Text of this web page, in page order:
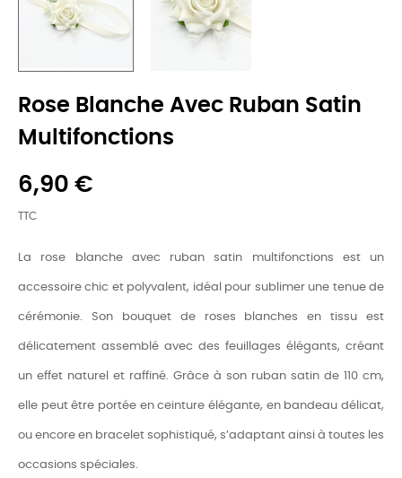
Rose Blanche Avec Ruban Satin
Multifonctions
6,90 €
TTC
La rose blanche avec ruban satin multifonctions est un
accessoire chic et polyvalent, idéal pour sublimer une tenue de
cérémonie. Son bouquet de roses blanches en tissu est
délicatement assemblé avec des feuillages élégants, créant
un effet naturel et raffiné. Grâce à son ruban satin de 110 cm,
elle peut être portée en ceinture élégante, en bandeau délicat,
ou encore en bracelet sophistiqué, s’adaptant ainsi à toutes les
occasions spéciales.